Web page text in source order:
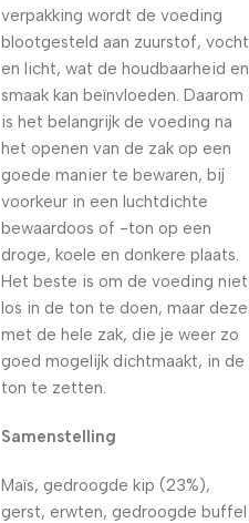
verpakking wordt de voeding
blootgesteld aan zuurstof, vocht
en licht, wat de houdbaarheid en
smaak kan beïnvloeden. Daarom
is het belangrijk de voeding na
het openen van de zak op een
goede manier te bewaren, bij
voorkeur in een luchtdichte
bewaardoos of -ton op een
droge, koele en donkere plaats.
Het beste is om de voeding niet
los in de ton te doen, maar deze
met de hele zak, die je weer zo
goed mogelijk dichtmaakt, in de
ton te zetten.
Samenstelling
Maïs, gedroogde kip (23%),
gerst, erwten, gedroogde buffel